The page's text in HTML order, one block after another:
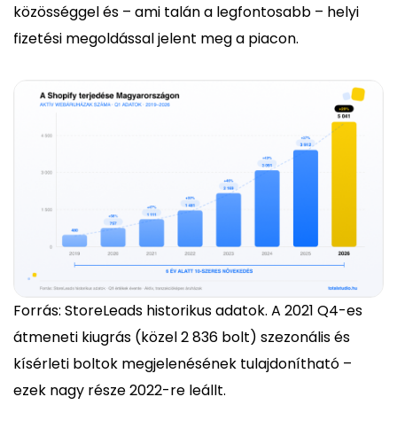
közösséggel és – ami talán a legfontosabb – helyi
fizetési megoldással jelent meg a piacon.
Forrás: StoreLeads historikus adatok. A 2021 Q4-es
átmeneti kiugrás (közel 2 836 bolt) szezonális és
kísérleti boltok megjelenésének tulajdonítható –
ezek nagy része 2022-re leállt.